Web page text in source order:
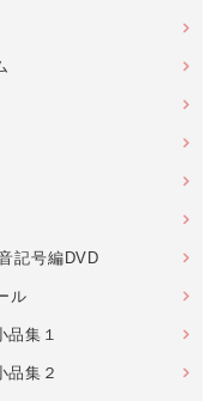
記号編DVD
ル
品集１
品集２